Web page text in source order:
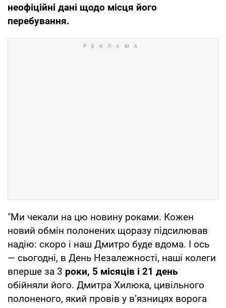
неофіційні дані щодо місця його
перебування.
"Ми чекали на цю новину роками. Кожен
новий обмін полонених щоразу підсилював
надію: скоро і наш Дмитро буде вдома. І ось
— сьогодні, в День Незалежності, наші колеги
вперше за 3 роки, 5 місяців і 21 день
обійняли його. Дмитра Хилюка, цивільного
полоненого, який провів у вʼязницях ворога